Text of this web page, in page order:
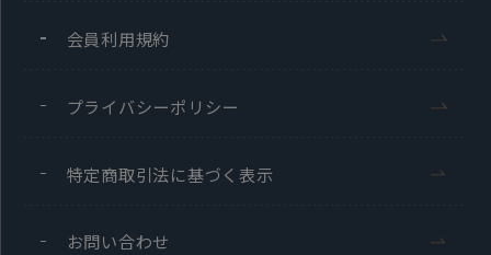
会員利用規約
プライバシーポリシー
特定商取引法に基づく表示
お問い合わせ